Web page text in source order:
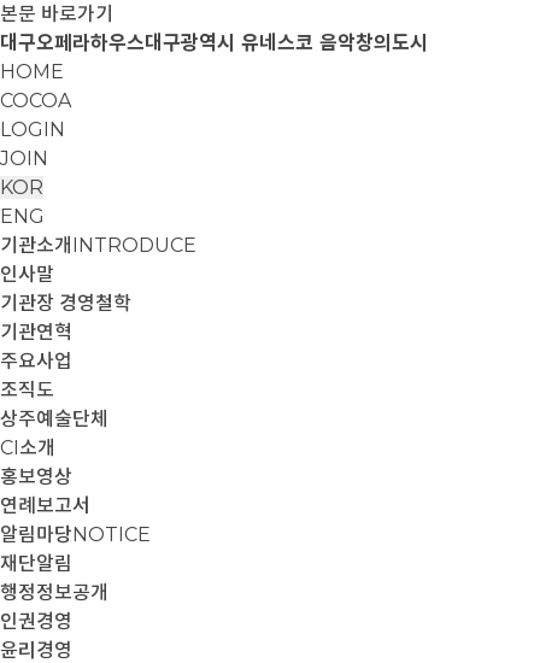
본문 바로가기
대구오페라하우스대구광역시 유네스코 음악창의도시
HOME
COCOA
LOGIN
JOIN
KOR
ENG
기관소개 INTRODUCE
인사말
기관장 경영철학
기관연혁
주요사업
조직도
상주예술단체
CI소개
홍보영상
연례보고서
알림마당NOTICE
재단알림
행정정보공개
인권경영
윤리경영